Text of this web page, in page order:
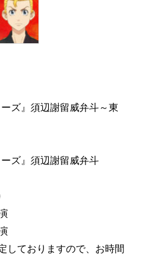
ズ』須辺謝留威弁斗～東
ズ』須辺謝留威弁斗
しておりますので、お時間